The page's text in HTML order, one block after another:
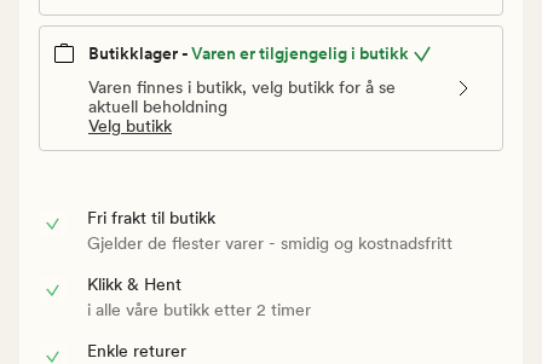
Butikklager -Varen er tilgjengelig i butikk
Varen finnes i butikk, velg butikk for å se
aktuell beholdning
Velg butikk
Fri frakt til butikk
Gjelder de flester varer - smidig og kostnadsfritt
Klikk & Hent
i alle våre butikk etter 2 timer
Enkle returer